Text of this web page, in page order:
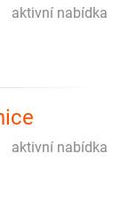
aktivní nabídka
aktivní nabídka